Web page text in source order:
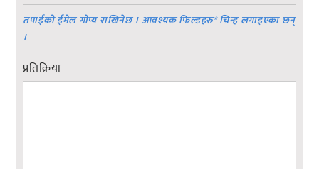
तपाईको ईमेल गोप्य राखिनेछ । आवश्यक फिल्डहरु*चिन्ह लगाइएका छन्
।
प्रतिक्रिया